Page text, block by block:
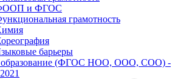
и ФГОС
грамотность
барьеры
(ФГОС НОО, ООО, СОО) -